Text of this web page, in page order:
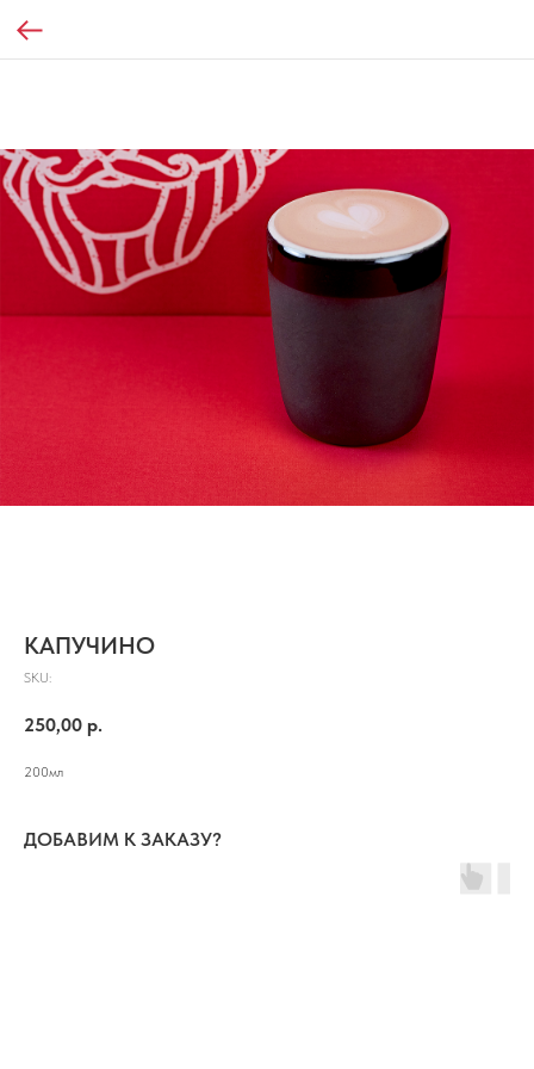
КАПУЧИНО
SKU:
250,00 р.
200мл
ДОБАВИМ К ЗАКАЗУ?